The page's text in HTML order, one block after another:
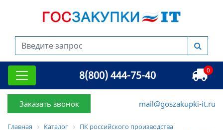
8(800) 444-75-40 0
Заказать звонок mail@goszakupki-it.ru
Главная Каталог
ПК российского производства